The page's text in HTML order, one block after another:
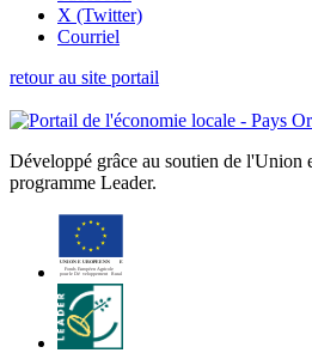
X (Twitter)
Courriel
retour au site portail
Développé grâce au soutien de l'Union
programme Leader.